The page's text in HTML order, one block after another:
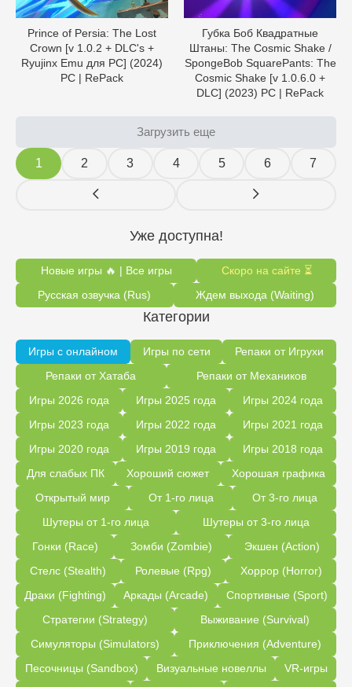
Prince of Persia: The Lost
Crown [v 1.0.2 + DLC's +
Ryujinx Emu для PC] (2024)
PC | RePack
Губка Боб Квадратные
Штаны: The Cosmic Shake /
SpongeBob SquarePants: The
Cosmic Shake [v 1.0.6.0 +
DLC] (2023) PC | RePack
Загрузить еще
1 2 3 4 5 6 7
Уже доступна!
Новые игры 🔥 | Все игры
Скоро на сайте ⏳
Русская озвучка (Rus)
Ждем выхода (Waiting)
Категории
Игры с онлайном Игры по сети
Репаки от Игрухи
Репаки от Хатаба
Репаки от Механиков
Игры 2026 года
Игры 2025 года
Игры 2024 года
Игры 2023 года
Игры 2022 года
Игры 2021 года
Игры 2020 года
Игры 2019 года
Игры 2018 года
Для слабых ПК
Хороший сюжет
Хорошая графика
Открытый мир
От 1-го лица
От 3-го лица
Шутеры от 1-го лица
Шутеры от 3-го лица
Гонки (Race)
Зомби (Zombie)
Экшен (Action)
Стелс (Stealth)
Ролевые (Rpg)
Хоррор (Horror)
Драки (Fighting)
Аркады (Arcade)
Спортивные (Sport)
Стратегии (Strategy)
Выживание (Survival)
Симуляторы (Simulators)
Приключения (Adventure)
Песочницы (Sandbox)
Визуальные новеллы
VR-игры